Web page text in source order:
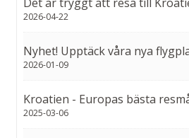
2026-04-22
Nyhet! Upptäck våra nya
2026-01-09
Kroatien - Europas bästa
2025-03-06